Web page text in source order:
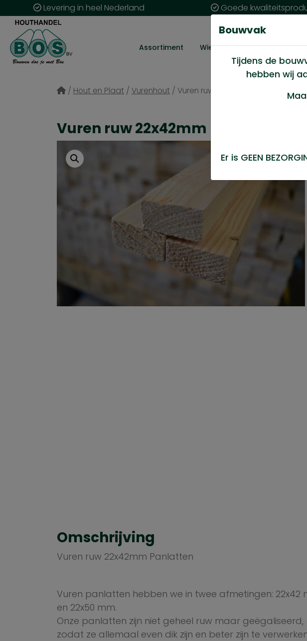
Levering in heel Nederland Goede
Assortiment Wie zijn wij?
/ Hout en Plaat / Vurenhout / Vuren ruw 22x42mm Panlatten
Vuren ruw 22x42mm Panlatten
Omschrijving
Vuren ruw 22x42mm Panlatten
Vuren panlatten hebben we in twee afmetingen: 22x42
en 22x50 mm.
Onze panlatten zijn niet geheel ruw maar geëgaliseerd,
zodat ze allemaal even dik zijn en beter zijn te
Bouwvak
Tijdens de
hebben wij
Er is GEEN